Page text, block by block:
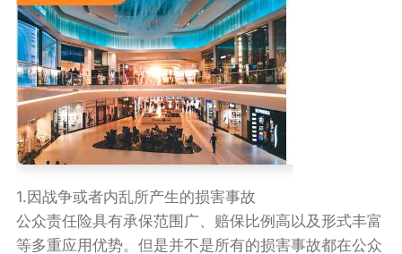
1.因战争或者内乱所产生的损害事故
公众责任险具有承保范围广、赔保比例高以及形式丰富
等多重应用优势。但是并不是所有的损害事故都在公众